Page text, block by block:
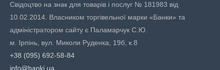
Свідоцтво на знак для товарів і послуг № 181983 від
10.02.2014. Власником торгівельної марки «Банки» та
адміністратором сайту є Паламарчук С.Ю.
м. Ірпінь, вул. Миколи Руденка, 19б, к.8
+38 (095) 692-58-84
info@banki.ua